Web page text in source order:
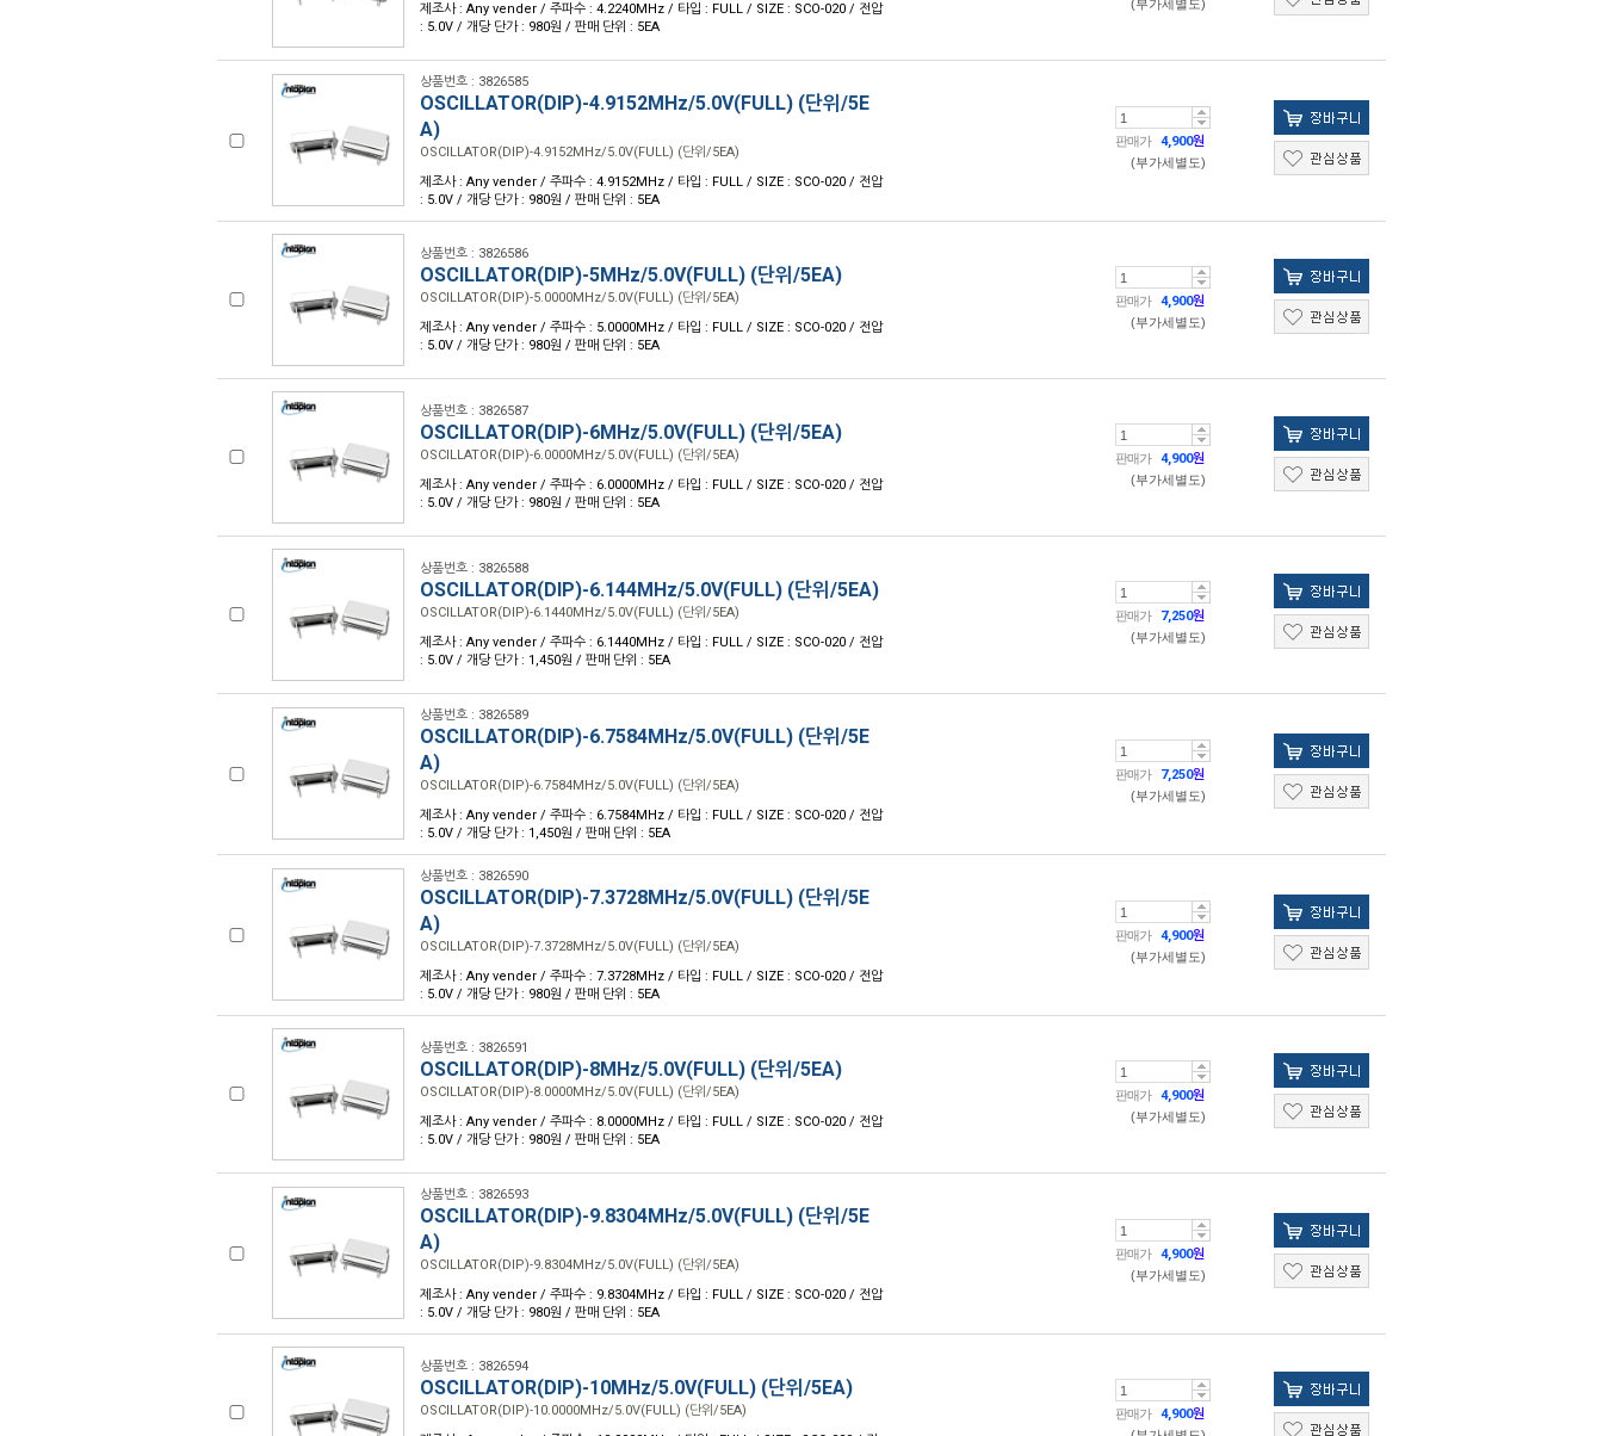
제조사 : Any vender / 주파수 : 4.2240MHz / 타입 : FULL / SIZE : SCO-020 / 전압
: 5.0V / 개당 단가 : 980원 / 판매 단위 : 5EA
(부가세별도)
상품번호 : 3826585
OSCILLATOR(DIP)-4.9152MHz/5.0V(FULL) (단위/5E
A)
OSCILLATOR(DIP)-4.9152MHz/5.0V(FULL) (단위/5EA)
제조사 : Any vender / 주파수 : 4.9152MHz / 타입 : FULL / SIZE : SCO-020 / 전압
: 5.0V / 개당 단가 : 980원 / 판매 단위 : 5EA
판매가 4,900원
(부가세별도)
상품번호 : 3826586
OSCILLATOR(DIP)-5MHz/5.0V(FULL) (단위/5EA)
OSCILLATOR(DIP)-5.0000MHz/5.0V(FULL) (단위/5EA)
제조사 : Any vender / 주파수 : 5.0000MHz / 타입 : FULL / SIZE : SCO-020 / 전압
: 5.0V / 개당 단가 : 980원 / 판매 단위 : 5EA
판매가 4,900원
(부가세별도)
상품번호 : 3826587
OSCILLATOR(DIP)-6MHz/5.0V(FULL) (단위/5EA)
OSCILLATOR(DIP)-6.0000MHz/5.0V(FULL) (단위/5EA)
제조사 : Any vender / 주파수 : 6.0000MHz / 타입 : FULL / SIZE : SCO-020 / 전압
: 5.0V / 개당 단가 : 980원 / 판매 단위 : 5EA
판매가 4,900원
(부가세별도)
상품번호 : 3826588
OSCILLATOR(DIP)-6.144MHz/5.0V(FULL) (단위/5EA)
OSCILLATOR(DIP)-6.1440MHz/5.0V(FULL) (단위/5EA)
제조사 : Any vender / 주파수 : 6.1440MHz / 타입 : FULL / SIZE : SCO-020 / 전압
: 5.0V / 개당 단가 : 1,450원 / 판매 단위 : 5EA
판매가 7,250원
(부가세별도)
상품번호 : 3826589
OSCILLATOR(DIP)-6.7584MHz/5.0V(FULL) (단위/5E
A)
OSCILLATOR(DIP)-6.7584MHz/5.0V(FULL) (단위/5EA)
제조사 : Any vender / 주파수 : 6.7584MHz / 타입 : FULL / SIZE : SCO-020 / 전압
: 5.0V / 개당 단가 : 1,450원 / 판매 단위 : 5EA
판매가 7,250원
(부가세별도)
상품번호 : 3826590
OSCILLATOR(DIP)-7.3728MHz/5.0V(FULL) (단위/5E
A)
OSCILLATOR(DIP)-7.3728MHz/5.0V(FULL) (단위/5EA)
제조사 : Any vender / 주파수 : 7.3728MHz / 타입 : FULL / SIZE : SCO-020 / 전압
: 5.0V / 개당 단가 : 980원 / 판매 단위 : 5EA
판매가 4,900원
(부가세별도)
상품번호 : 3826591
OSCILLATOR(DIP)-8MHz/5.0V(FULL) (단위/5EA)
OSCILLATOR(DIP)-8.0000MHz/5.0V(FULL) (단위/5EA)
제조사 : Any vender / 주파수 : 8.0000MHz / 타입 : FULL / SIZE : SCO-020 / 전압
: 5.0V / 개당 단가 : 980원 / 판매 단위 : 5EA
판매가 4,900원
(부가세별도)
상품번호 : 3826593
OSCILLATOR(DIP)-9.8304MHz/5.0V(FULL) (단위/5E
A)
OSCILLATOR(DIP)-9.8304MHz/5.0V(FULL) (단위/5EA)
제조사 : Any vender / 주파수 : 9.8304MHz / 타입 : FULL / SIZE : SCO-020 / 전압
: 5.0V / 개당 단가 : 980원 / 판매 단위 : 5EA
판매가 4,900원
(부가세별도)
상품번호 : 3826594
OSCILLATOR(DIP)-10MHz/5.0V(FULL) (단위/5EA)
OSCILLATOR(DIP)-10.0000MHz/5.0V(FULL) (단위/5EA)
판매가 4,900원